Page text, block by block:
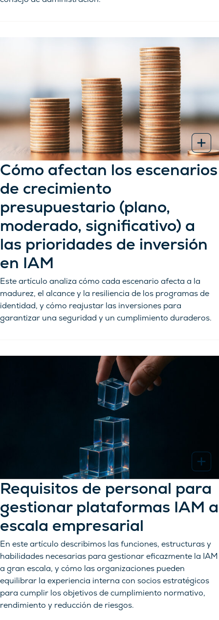
Cómo afectan los escenarios
de crecimiento
presupuestario (plano,
moderado, significativo) a
las prioridades de inversión
en IAM
Este artículo analiza cómo cada escenario afecta a la
madurez, el alcance y la resiliencia de los programas de
identidad, y cómo reajustar las inversiones para
garantizar una seguridad y un cumplimiento duraderos.
Requisitos de personal para
gestionar plataformas IAM a
escala empresarial
En este artículo describimos las funciones, estructuras y
habilidades necesarias para gestionar eficazmente la IAM
a gran escala, y cómo las organizaciones pueden
equilibrar la experiencia interna con socios estratégicos
para cumplir los objetivos de cumplimiento normativo,
rendimiento y reducción de riesgos.